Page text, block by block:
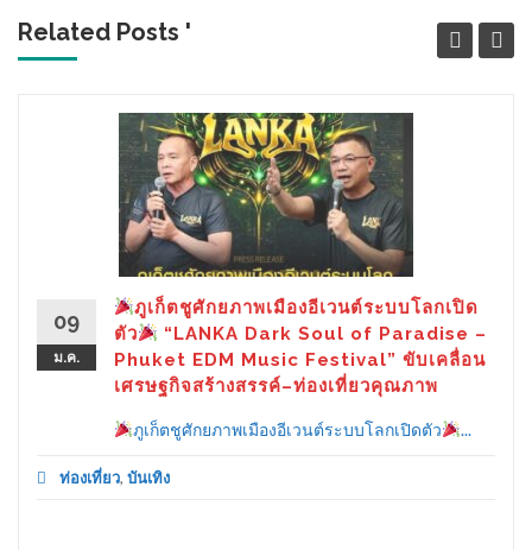
Related Posts '
09
ม.ค.
ภูเก็ตชูศักยภาพเมืองอีเวนต์ระบบโลกเปิด
ตัว
“LANKA Dark Soul of Paradise –
Phuket EDM Music Festival” ขับเคลื่อน
เศรษฐกิจสร้างสรรค์–ท่องเที่ยวคุณภาพ
ภูเก็ตชูศักยภาพเมืองอีเวนต์ระบบโลกเปิดตัว ...
ท่องเที่ยว, บันเทิง